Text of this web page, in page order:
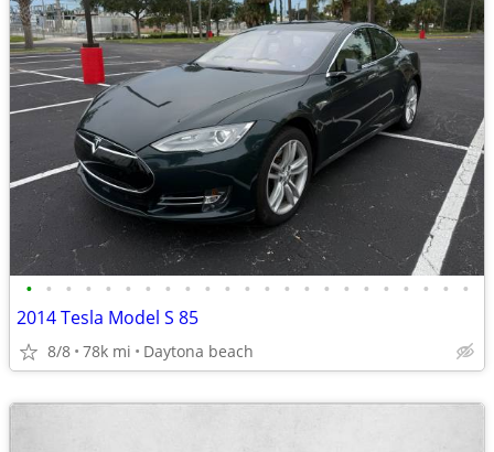
• • • • • • • • • • • • • • • • • • • • • • •
2014 Tesla Model S 85
8/8 78k mi Daytona beach